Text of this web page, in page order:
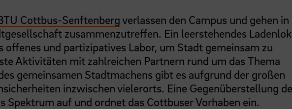
Cottbus-Senftenbergverlassen den Campus und gehen in
zusammenzutreffen. Ein leerstehendes
und partizipatives Labor, um Stadt gemeinsam zu
Aktivitäten mit zahlreichen Partnern rund um das Thema
gemeinsamen Stadtmachens gibt es aufgrund der großen
inzwischen vielerorts. Eine Gegenüberstellung
Spektrum auf und ordnet das Cottbuser Vorhaben ein.